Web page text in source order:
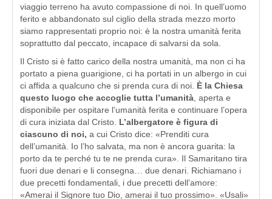
viaggio terreno ha avuto compassione di noi. In quell’uomo
ferito e abbandonato sul ciglio della strada mezzo morto
siamo rappresentati proprio noi: è la nostra umanità ferita
soprattutto dal peccato, incapace di salvarsi da sola.
Il Cristo si è fatto carico della nostra umanità, ma non ci ha
portato a piena guarigione, ci ha portati in un albergo in cui
ci affida a qualcuno che si prenda cura di noi. È la Chiesa
questo luogo che accoglie tutta l’umanità , aperta e
disponibile per ospitare l’umanità ferita e continuare l’opera
di cura iniziata dal Cristo. L’albergatore è figura di
ciascuno di noi,a cui Cristo dice: «Prenditi cura
dell’umanità. Io l’ho salvata, ma non è ancora guarita: la
porto da te perché tu te ne prenda cura». Il Samaritano tira
fuori due denari e li consegna… due denari. Richiamano i
due precetti fondamentali, i due precetti dell’amore:
«Amerai il Signore tuo Dio, amerai il tuo prossimo». «Usali»